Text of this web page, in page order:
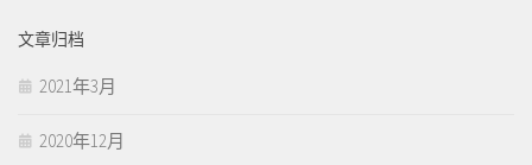
文章归档
2021年3月
2020年12月